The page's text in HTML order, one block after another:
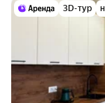
3D-тур